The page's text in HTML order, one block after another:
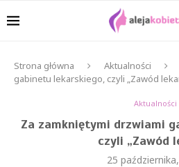
Strona główna Aktualności
gabinetu lekarskiego, czyli „Zawód
Aktualności
Za zamkniętymi drzwiami
czyli „Zawód
25